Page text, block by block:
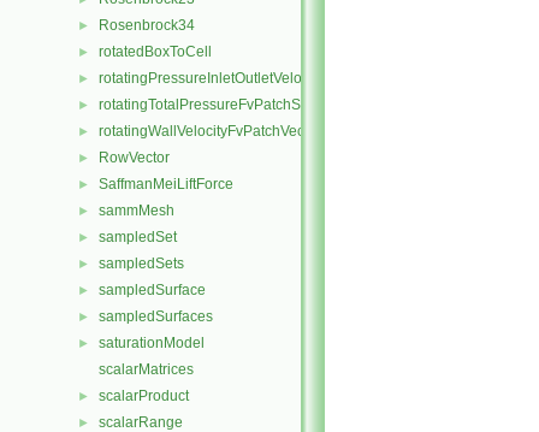
► Rosenbrock34
► rotatedBoxToCell
► rotatingPressureInletOutletVelocityFvPatchVectorField
► rotatingTotalPressureFvPatchScalarField
► rotatingWallVelocityFvPatchVectorField
► RowVector
► SaffmanMeiLiftForce
► sammMesh
► sampledSet
► sampledSets
► sampledSurface
► sampledSurfaces
►
saturationModel
scalarMatrices
► scalarProduct
► scalarRange